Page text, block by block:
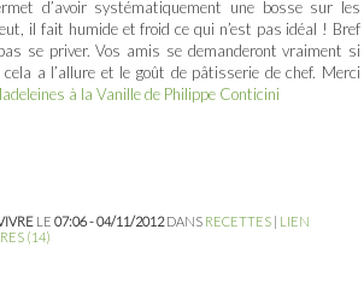
d’avoir systématiquement une bosse sur les
il fait humide et froid ce qui n’est pas idéal ! Bref
se priver. Vos amis se demanderont vraiment si
a l’allure et le goût de pâtisserie de chef. Merci
à la Vanille de Philippe Conticini
LE 07:06 - 04/11/2012DANS RECETTES
LIEN
(14)